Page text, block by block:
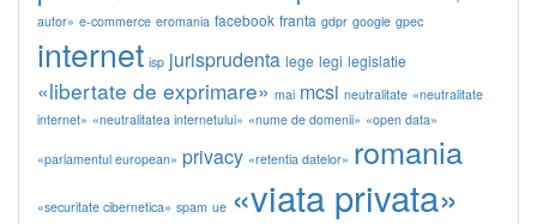
autor» e-commerce eromania facebook franta gdpr google gpec
internet isp jurisprudenta lege legi legislatie
«libertate de exprimare» mai mcsi neutralitate «neutralitate
internet» «neutralitatea internetului» «nume de domenii» «open data»
«parlamentul european» privacy «retentia datelor» romania
«securitate cibernetica» spam ue «viata privata»